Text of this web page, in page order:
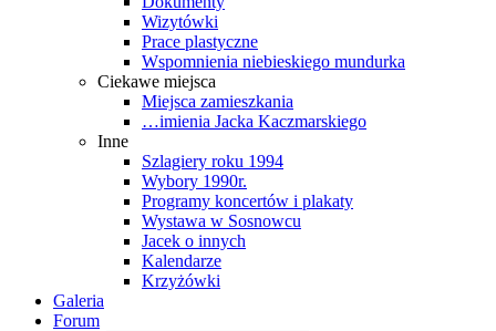
Wizytówki
Prace plastyczne
Wspomnienia niebieskiego mundurka
Ciekawe miejsca
Miejsca zamieszkania
…imienia Jacka Kaczmarskiego
Inne
Szlagiery roku 1994
Wybory 1990r.
Programy koncertów i plakaty
Wystawa w Sosnowcu
Jacek o innych
Kalendarze
Krzyżówki
Galeria
Forum